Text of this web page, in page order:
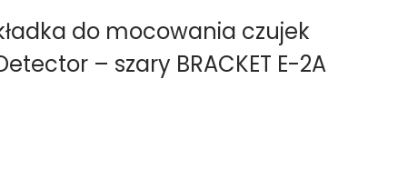
do mocowania czujek
– szary BRACKET E-2A